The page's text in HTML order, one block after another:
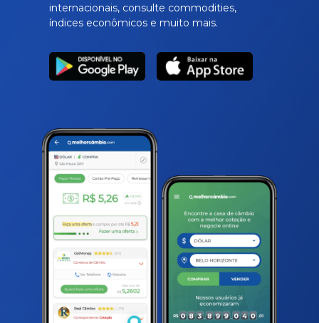
internacionais, consulte commodities,
índices econômicos e muito mais.